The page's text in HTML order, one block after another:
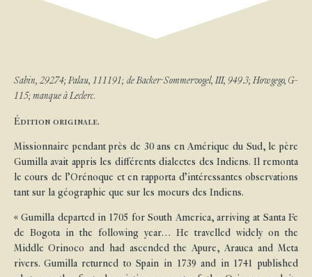
Sabin, 29274; Palau, 111191; de Backer-Sommervogel, III, 949.3; Howgego, G-
115; manque à Leclerc.
Édition originale.
Missionnaire pendant près de 30 ans en Amérique du Sud, le père
Gumilla avait appris les différents dialectes des Indiens. Il remonta
le cours de l’Orénoque et en rapporta d’intéressantes observations
tant sur la géographie que sur les moeurs des Indiens.
« Gumilla departed in 1705 for South America, arriving at Santa Fe
de Bogota in the following year… He travelled widely on the
Middle Orinoco and had ascended the Apure, Arauca and Meta
rivers. Gumilla returned to Spain in 1739 and in 1741 published